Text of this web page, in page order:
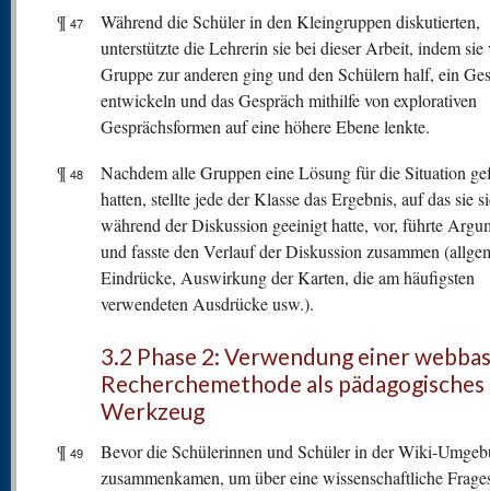
¶ 47
Während die Schüler in den Kleingruppen diskutierten,
unterstützte die Lehrerin sie bei dieser Arbeit, indem sie
Gruppe zur anderen ging und den Schülern half, ein
entwickeln und das Gespräch mithilfe von explorativen
Gesprächsformen auf eine höhere Ebene lenkte.
¶ 48
Nachdem alle Gruppen eine Lösung für die Situation
hatten, stellte jede der Klasse das Ergebnis, auf das sie
während der Diskussion geeinigt hatte, vor, führte
und fasste den Verlauf der Diskussion zusammen
Eindrücke, Auswirkung der Karten, die am häufigsten
verwendeten Ausdrücke usw.).
3.2 Phase 2: Verwendung einer
Recherchemethode als pädagogisches
Werkzeug
¶ 49
Bevor die Schülerinnen und Schüler in der Wiki-
zusammenkamen, um über eine wissenschaftliche